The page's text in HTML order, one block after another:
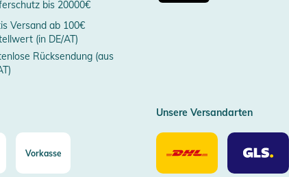
bis 20000€
Versand ab 100€
(in DE/AT)
Rücksendung (aus
Vorkasse
Unsere Versandarten
Unsere
Versandarten
DHL
Unsere
Versandarten
GLS